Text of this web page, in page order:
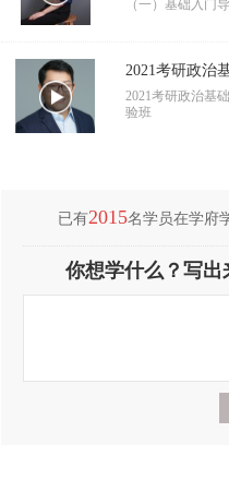
（一）基础入门
2021考研政治
导学
2021考研政治基
验班
(付海悦)2021考
（二）基础入
(付海悦)2021考研
（二）基础入门
（一）基础入
(康启华)2021考
（一）基础入门
已有2015名学员在学府
你想学什么？写出